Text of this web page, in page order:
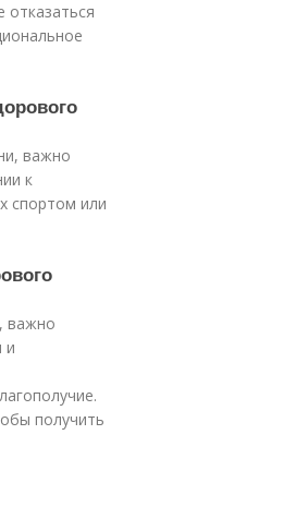
отказаться
важно
к
спортом или
важно
и
получить